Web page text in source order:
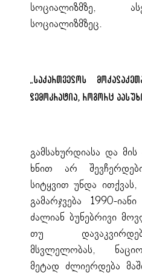
სოციალიზმზე,
სოციალიზმზეც.
„საქართველოს
დემოკრატია, როგორც
გამსახურდიასა და
ხნით არ
სიტყვით უნდა
გამარჯვება 1990-
ძალიან ბუნებრივი
თუ
მსვლელობას,
მეტად ძლიერდება